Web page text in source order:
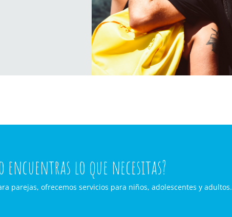
encuentras lo que necesitas?
parejas, ofrecemos servicios para niños, adolescentes y adultos.